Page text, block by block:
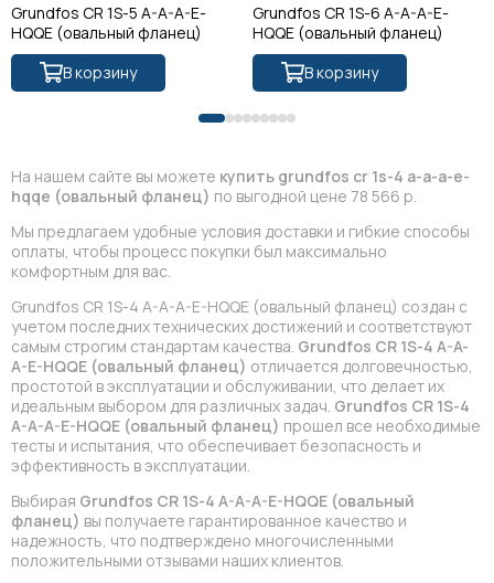
Grundfos CR 1S-5 A-A-A-E-
HQQE (овальный фланец)
В корзину
Grundfos CR 1S-6 A-A-A-E-
HQQE (овальный фланец)
В корзину
На нашем сайте вы можете купить grundfos cr 1s-4 a-a-a-e-
hqqe (овальный фланец) по выгодной цене 78 566 р.
Мы предлагаем удобные условия доставки и гибкие способы
оплаты, чтобы процесс покупки был максимально
комфортным для вас.
Grundfos CR 1S-4 A-A-A-E-HQQE (овальный фланец) создан с
учетом последних технических достижений и соответствуют
самым строгим стандартам качества. Grundfos CR 1S-4 A-A-
A-E-HQQE (овальный фланец) отличается долговечностью,
простотой в эксплуатации и обслуживании, что делает их
идеальным выбором для различных задач. Grundfos CR 1S-4
A-A-A-E-HQQE (овальный фланец) прошел все необходимые
тесты и испытания, что обеспечивает безопасность и
эффективность в эксплуатации.
Выбирая Grundfos CR 1S-4 A-A-A-E-HQQE (овальный
фланец) вы получаете гарантированное качество и
надежность, что подтверждено многочисленными
положительными отзывами наших клиентов.